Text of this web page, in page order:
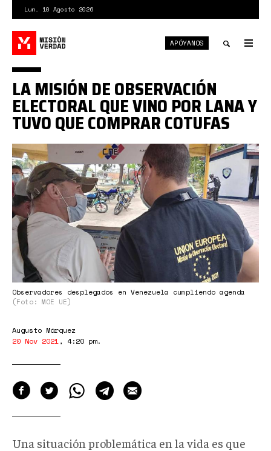
contenido
principal
Lun. 10 Agosto 2026
APÓYANOS
moe
ue.jpeg
Observadores desplegados en Venezuela cumpliendo agenda
(Foto: MOE UE)
LA MISIÓN DE OBSERVACIÓN
ELECTORAL QUE VINO POR LANA Y
TUVO QUE COMPRAR COTUFAS
Augusto Márquez
20 Nov 2021, 4:20 pm.
Una situación problemática en la vida es que